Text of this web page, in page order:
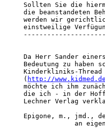
Sollten Sie die
die beanstandeten
werden wir
einstweilige
Da Herr Sander
Bedeutung zu
Kinderkliniks-Thread
( http://
möchte ich ihm
die ich - in der
Lechner Verlag
Epigone, m., jmd.,
an